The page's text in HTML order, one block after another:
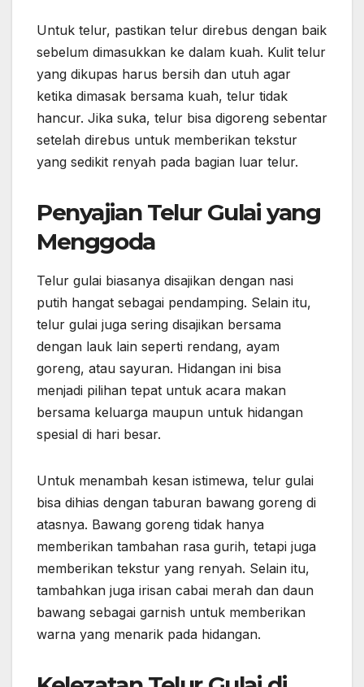
Untuk telur, pastikan telur direbus dengan baik
sebelum dimasukkan ke dalam kuah. Kulit telur
yang dikupas harus bersih dan utuh agar
ketika dimasak bersama kuah, telur tidak
hancur. Jika suka, telur bisa digoreng sebentar
setelah direbus untuk memberikan tekstur
yang sedikit renyah pada bagian luar telur.
Penyajian Telur Gulai yang
Menggoda
Telur gulai biasanya disajikan dengan nasi
putih hangat sebagai pendamping. Selain itu,
telur gulai juga sering disajikan bersama
dengan lauk lain seperti rendang, ayam
goreng, atau sayuran. Hidangan ini bisa
menjadi pilihan tepat untuk acara makan
bersama keluarga maupun untuk hidangan
spesial di hari besar.
Untuk menambah kesan istimewa, telur gulai
bisa dihias dengan taburan bawang goreng di
atasnya. Bawang goreng tidak hanya
memberikan tambahan rasa gurih, tetapi juga
memberikan tekstur yang renyah. Selain itu,
tambahkan juga irisan cabai merah dan daun
bawang sebagai garnish untuk memberikan
warna yang menarik pada hidangan.